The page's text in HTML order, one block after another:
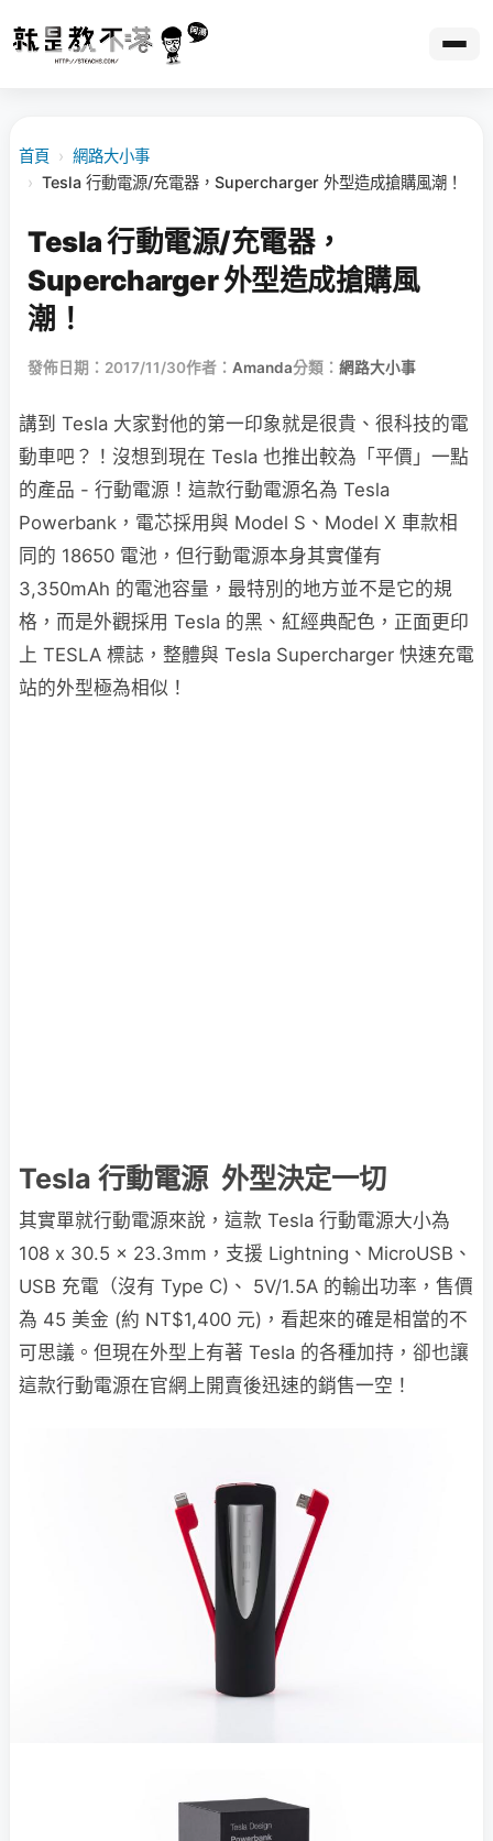
首頁 › 網路大小事
› Tesla 行動電源/充電器，Supercharger 外型造成搶購風潮！
Tesla 行動電源/充電器，
Supercharger 外型造成搶購風
潮！
發佈日期：2017/11/30作者： Amanda分類： 網路大小事
講到 Tesla 大家對他的第一印象就是很貴、很科技的電
動車吧？！沒想到現在 Tesla 也推出較為「平價」一點
的產品 - 行動電源！這款行動電源名為 Tesla
Powerbank，電芯採用與 Model S、Model X 車款相
同的 18650 電池，但行動電源本身其實僅有
3,350mAh 的電池容量，最特別的地方並不是它的規
格，而是外觀採用 Tesla 的黑、紅經典配色，正面更印
上 TESLA 標誌，整體與 Tesla Supercharger 快速充電
站的外型極為相似！
Tesla 行動電源 外型決定一切
其實單就行動電源來說，這款 Tesla 行動電源大小為
108 x 30.5 x 23.3mm，支援 Lightning、MicroUSB、
USB 充電（沒有 Type C)、 5V/1.5A 的輸出功率，售價
為 45 美金 (約 NT$1,400 元)，看起來的確是相當的不
可思議。但現在外型上有著 Tesla 的各種加持，卻也讓
這款行動電源在官網上開賣後迅速的銷售一空！